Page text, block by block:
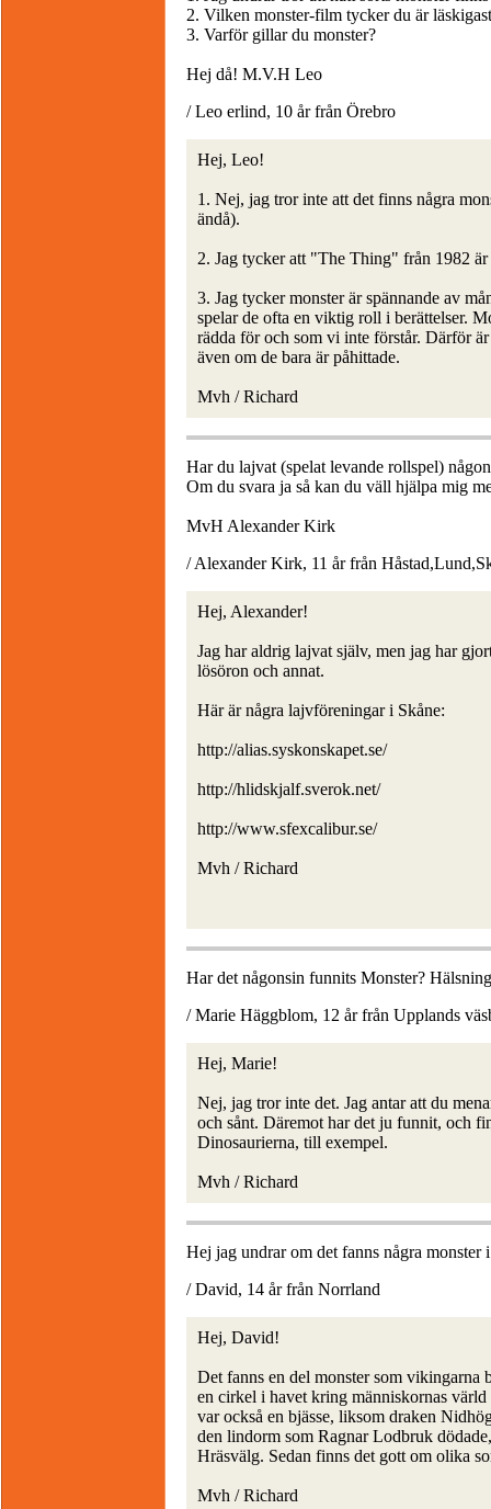
2. Vilken monster-film tycker du är
3. Varför gillar du monster?
Hej då! M.V.H Leo
/ Leo erlind, 10 år från Örebro
Hej, Leo!
1. Nej, jag tror inte att det finns några
ändå).
2. Jag tycker att "The Thing" från 1982 är
3. Jag tycker monster är spännande av
spelar de ofta en viktig roll i berättelser.
rädda för och som vi inte förstår. Därför
även om de bara är påhittade.
Mvh / Richard
Har du lajvat (spelat levande rollspel)
Om du svara ja så kan du väll hjälpa mig
MvH Alexander Kirk
/ Alexander Kirk, 11 år från
Hej, Alexander!
Jag har aldrig lajvat själv, men jag har
lösöron och annat.
Här är några lajvföreningar i Skåne:
http://alias.syskonskapet.se/
http://hlidskjalf.sverok.net/
http://www.sfexcalibur.se/
Mvh / Richard
Har det någonsin funnits Monster?
/ Marie Häggblom, 12 år från Upplands
Hej, Marie!
Nej, jag tror inte det. Jag antar att du
och sånt. Däremot har det ju funnit, och
Dinosaurierna, till exempel.
Mvh / Richard
Hej jag undrar om det fanns några
/ David, 14 år från Norrland
Hej, David!
Det fanns en del monster som vikingarna
en cirkel i havet kring människornas
var också en bjässe, liksom draken
den lindorm som Ragnar Lodbruk
Hräsvälg. Sedan finns det gott om olika
Mvh / Richard